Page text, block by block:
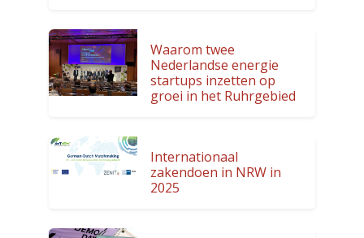
Waarom twee
Nederlandse energie
startups inzetten op
groei in het Ruhrgebied
Internationaal
zakendoen in NRW in
2025